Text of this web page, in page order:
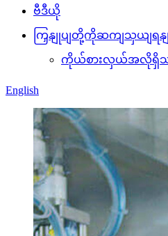
ဗီဒီယို
ကြှနျုပျတို့ကိုဆကျသှယျရနျ
ကိုယ်စားလှယ်အလိုရှိ
English